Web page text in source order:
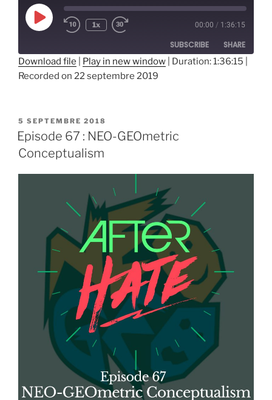
Play
Episode
1x 00:00 / 1:36:15
SUBSCRIBE SHARE
SHARE
EMBED
Download file Play in new window Duration: 1:36:15
Recorded on 22 septembre 2019
PUBLIÉ
LE
5 SEPTEMBRE 2018
Episode 67 : NEO-GEOmetric
Conceptualism